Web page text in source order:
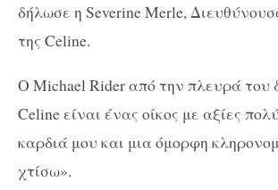
δήλωσε η Severine Merle,
της Celine.
Ο Michael Rider από την πλευρά του
Celine είναι ένας οίκος με αξίες
καρδιά μου και μια όμορφη
χτίσω».